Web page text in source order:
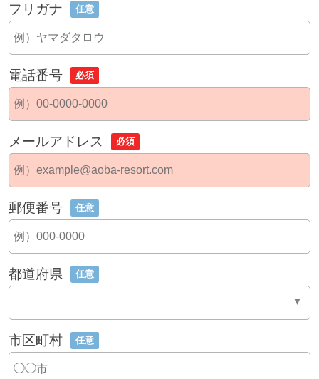
フリガナ 任意
電話番号 必須
メールアドレス 必須
郵便番号 任意
都道府県 任意
市区町村 任意